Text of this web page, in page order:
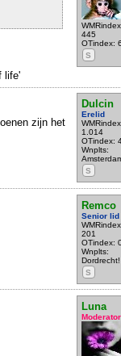
445
OTindex:
S
life'
Dulcin
Erelid
1.014
OTindex:
Wnplts:
S
zijn het
Remco
Senior lid
201
OTindex:
Wnplts:
Dordrecht!
S
Luna
Moderator